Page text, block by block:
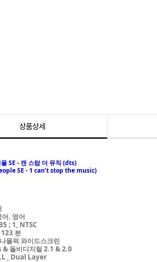
상품상세
SE - 캔 스탑 더 뮤직 (dts)
SE - 1 can’t stop the music)
. 영어
; 1, NTSC
123 분
몰픽 와이드스크린
돌비디지털 2.1 & 2.0
, Dual Layer